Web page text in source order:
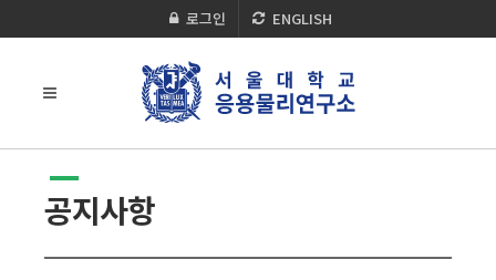
로그인 ENGLISH
공지사항